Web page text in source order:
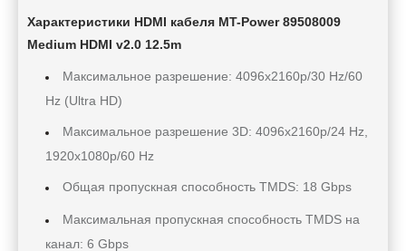
Характеристики HDMI кабеля MT-Power 89508009
Medium HDMI v2.0 12.5m
Максимальное разрешение: 4096x2160p/30 Hz/60
Hz (Ultra HD)
Максимальное разрешение 3D: 4096x2160p/24 Hz,
1920x1080p/60 Hz
Общая пропускная способность TMDS: 18 Gbps
Максимальная пропускная способность TMDS на
канал: 6 Gbps